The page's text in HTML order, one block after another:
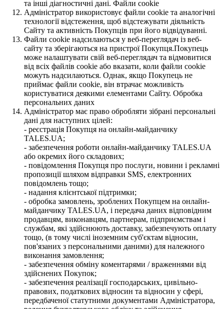
та інші діагностичні дані. Файли cookie
Адміністратор використовує файли cookie та аналогічні
технології відстеження, щоб відстежувати діяльність
Сайту та активність Покупців при його відвідуванні.
Файли cookie надсилаються у веб-переглядач із веб-
сайту та зберігаються на пристрої Покупця.Покупець
може налаштувати свій веб-переглядач та відмовитися
від всіх файлів cookie або вказати, коли файли cookie
можуть надсилаються. Однак, якщо Покупець не
приймає файли cookie, він втрачає можливість
користуватися деякими елементами Сайту. Обробка
персональних даних
Адміністратор має право обробляти зібрані персональні
дані для наступних цілей:
- реєстрація Покупця на онлайн-майданчику
TALES.UA;
- забезпечення роботи онлайн-майданчику TALES.UA
або окремих його складових;
- повідомлення Покупця про послуги, новини і рекламні
пропозиції шляхом відправки SMS, електронних
повідомлень тощо;
- надання клієнтської підтримки;
- обробка замовлень, зроблених Покупцем на онлайн-
майданчику TALES.UA, і передача даних відповідним
продавцям, виконавцям, партнерам, підприємствам і
службам, які здійснюють доставку, забезпечують оплату
тощо, (в тому числі іноземним суб'єктам відносин,
пов'язаних з персональними даними) для належного
виконання замовлення;
- забезпечення обміну коментарями / враженнями від
здійснених Покупок;
- забезпечення реалізації господарських, цивільно-
правових, податкових відносин та відносин у сфері,
передбаченої статутними документами Адміністратора,